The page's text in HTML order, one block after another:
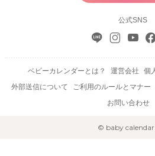
公式SNS
ベビーカレンダーとは？ 運営会社
個
外部送信について
ご利用のルールとマナー
お問い合わせ
© baby calendar